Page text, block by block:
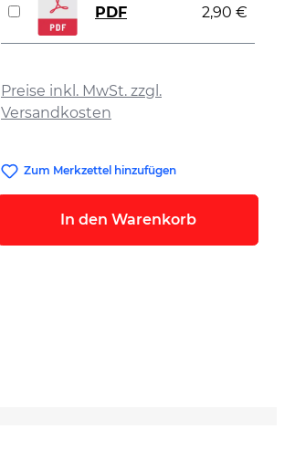
Preise inkl. MwSt. zzgl.
Versandkosten
PDF 2,90 €
Zum Merkzettel hinzufügen
In den Warenkorb